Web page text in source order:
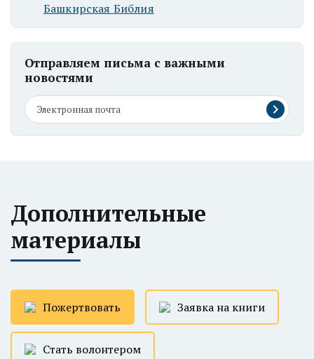
Башкирская Библия
Отправляем письма с важными
новостями
Дополнительные
материалы
Пожертвовать Заявка на книги
Стать волонтером